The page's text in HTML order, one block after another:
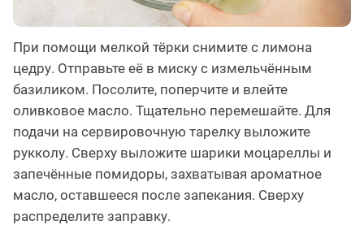
При помощи мелкой тёрки снимите с лимона
цедру. Отправьте её в миску с измельчённым
базиликом. Посолите, поперчите и влейте
оливковое масло. Тщательно перемешайте. Для
подачи на сервировочную тарелку выложите
рукколу. Сверху выложите шарики моцареллы и
запечённые помидоры, захватывая ароматное
масло, оставшееся после запекания. Сверху
распределите заправку.